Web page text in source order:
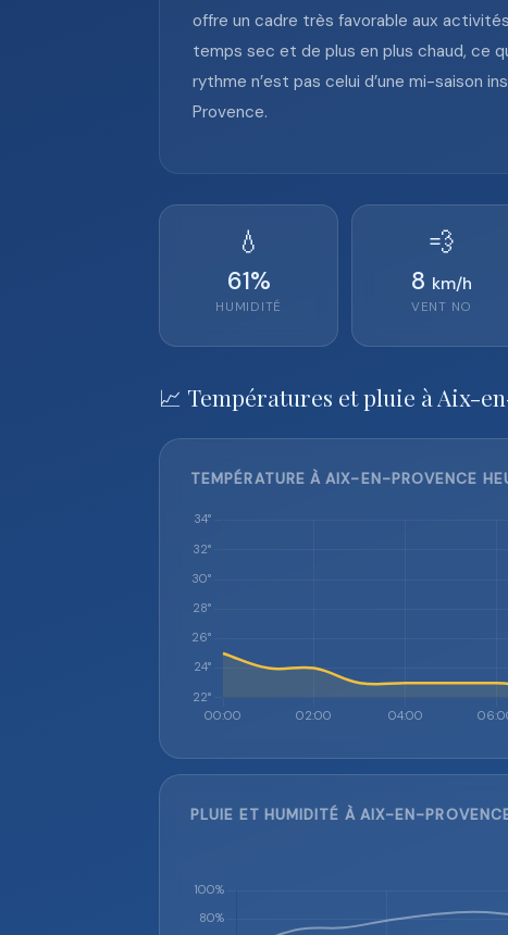
offre un cadre très favorable aux
temps sec et de plus en plus chaud, ce
rythme n’est pas celui d’une mi-saison
Provence.
💧
61%
HUMIDITÉ
💨
8 km/h
VENT NO
📈 Températures et pluie à Aix-
TEMPÉRATURE À AIX-EN-PROVENCE
PLUIE ET HUMIDITÉ À AIX-EN-